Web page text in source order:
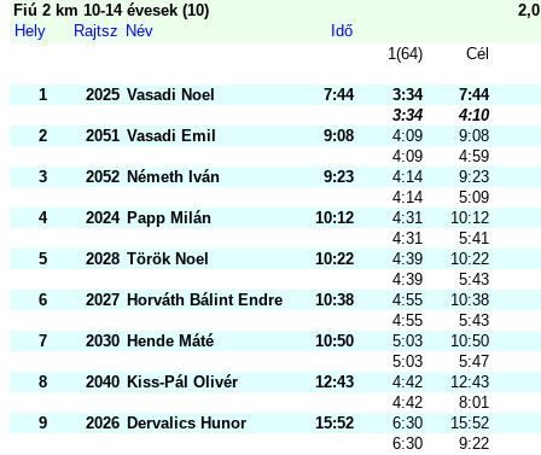
Fiú 2 km 10-14 évesek (10)
Hely
Rajtsz Név
Idő
1(64)
Cél
1 2025 Vasadi Noel 7:44 3:34
7:44
3:34
4:10
2
2051 Vasadi Emil 9:08 4:09
9:08
4:09
4:59
3
2052 Németh Iván 9:23 4:14
9:23
4:14
5:09
4
2024 Papp Milán 10:12 4:31
10:12
4:31
5:41
5
2028 Török Noel 10:22 4:39
10:22
4:39
5:43
6
2027 Horváth Bálint Endre 10:38 4:55
10:38
4:55
5:43
7
2030 Hende Máté 10:50 5:03
10:50
5:03
5:47
8
2040 Kiss-Pál Olivér 12:43 4:42
12:43
4:42
8:01
9
2026 Dervalics Hunor 15:52 6:30
15:52
6:30
9:22